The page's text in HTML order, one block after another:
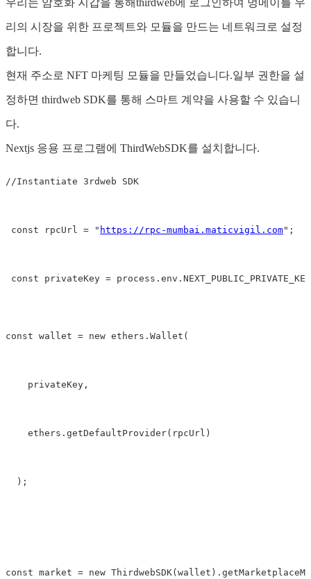
우리는 암호화 지갑을 통해thirdweb에 로그인하여 멍메이를 우
리의 시장을 위한 프로젝트와 모듈을 만드는 네트워크로 설정
합니다.
현재 주소로 NFT 마케팅 모듈을 만들었습니다.일부 권한을 설
정하면 thirdweb SDK를 통해 스마트 계약을 사용할 수 있습니
다.
Nextjs 응용 프로그램에 ThirdWebSDK를 설치합니다.
//Instantiate 3rdweb SDK
const rpcUrl = " https://rpc-mumbai.maticvigil.com" ;
const privateKey =
const wallet = new ethers.Wallet(
    privateKey,
    ethers.getDefaultProvider(rpcUrl)
  );
const market = new